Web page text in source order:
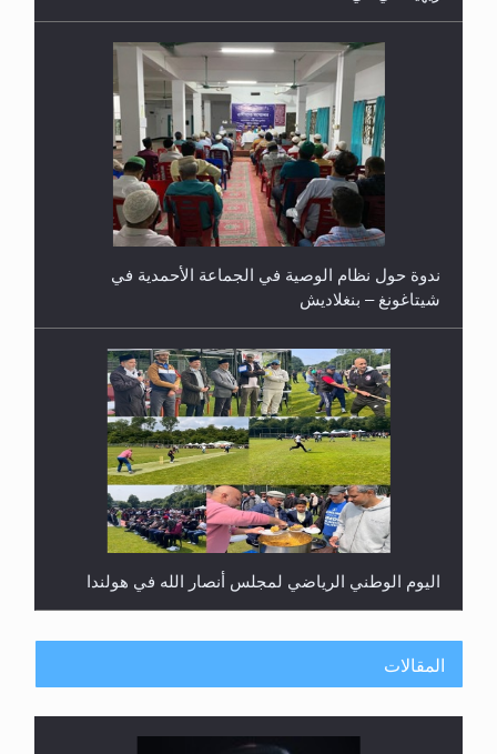
ندوة حول نظام الوصية في الجماعة الأحمدية في
شيتاغونغ – بنغلاديش
اليوم الوطني الرياضي لمجلس أنصار الله في هولندا
المقالات